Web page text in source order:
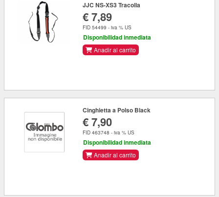
JJC NS-XS3 Tracolla
€ 7,89
FID 54499 - iva % US
Disponibilidad inmediata
Anadir al carrito
Cinghietta a Polso Black
€ 7,90
FID 463748 - iva % US
Disponibilidad inmediata
Anadir al carrito